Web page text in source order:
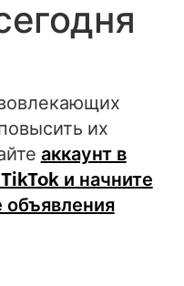
их
аккаунт в
и начните
объявления